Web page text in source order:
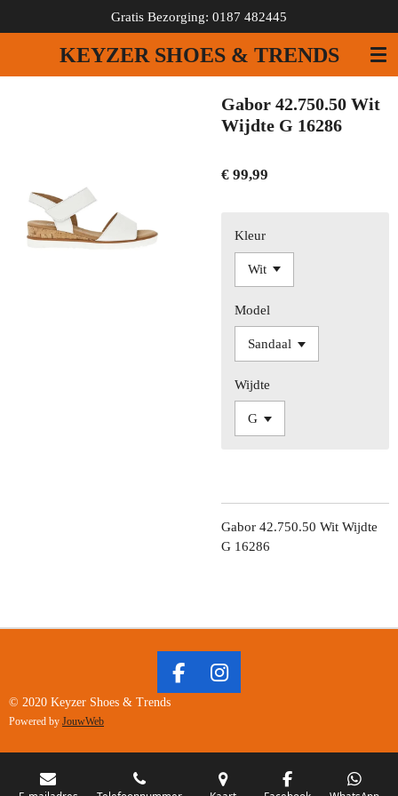
direct
de
KEYZER SHOES & TRENDS
Gratis Bezorging: 0187 482445
Gabor 42.750.50 Wit
Wijdte G 16286
€ 99,99
Kleur
Model
Wijdte
Gabor 42.750.50 Wit Wijdte
G 16286
F
B
I
A
G
© 2020 Keyzer Shoes & Trends
Powered by JouwWeb